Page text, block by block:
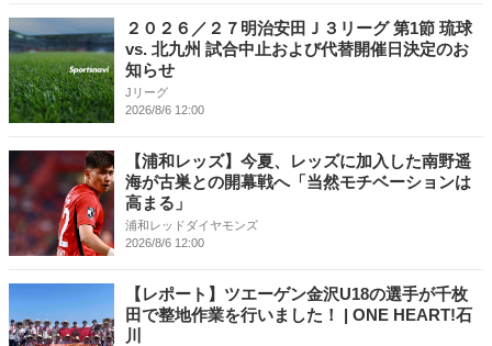
２０２６／２７明治安田Ｊ３リーグ 第1節 琉球
vs. 北九州 試合中止および代替開催日決定のお
知らせ
Jリーグ
2026/8/6 12:00
【浦和レッズ】今夏、レッズに加入した南野遥
海が古巣との開幕戦へ「当然モチベーションは
高まる」
浦和レッドダイヤモンズ
2026/8/6 12:00
【レポート】ツエーゲン金沢U18の選手が千枚
田で整地作業を行いました！ | ONE HEART!石
川